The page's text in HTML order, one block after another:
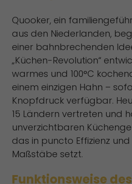
Quooker, ein
aus den Niederlanden,
einer bahnbrechenden
„Küchen-Revolution“
warmes und 100°C
einem einzigen Hahn –
Knopfdruck verfügbar.
15 Ländern vertreten und
unverzichtbaren
das in puncto Effizienz
Maßstäbe setzt.
Funktionsweise
werden standardmäßig blockiert.
Medien akzeptiert werden, bedarf der
keiner manuellen Einwilligung mehr.
Cookie-Informationen